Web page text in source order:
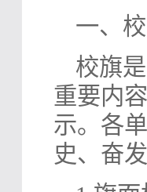
一、
校旗
重要内
示。各
史、奋